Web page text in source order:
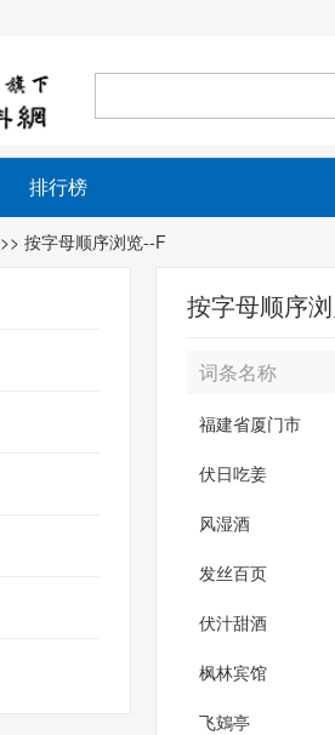
排行榜
>> 按字母顺序浏览--F
按字母顺序
词条名称
福建省厦门市
伏日吃姜
风湿酒
发丝百页
伏汁甜酒
枫林宾馆
飞鴳亭